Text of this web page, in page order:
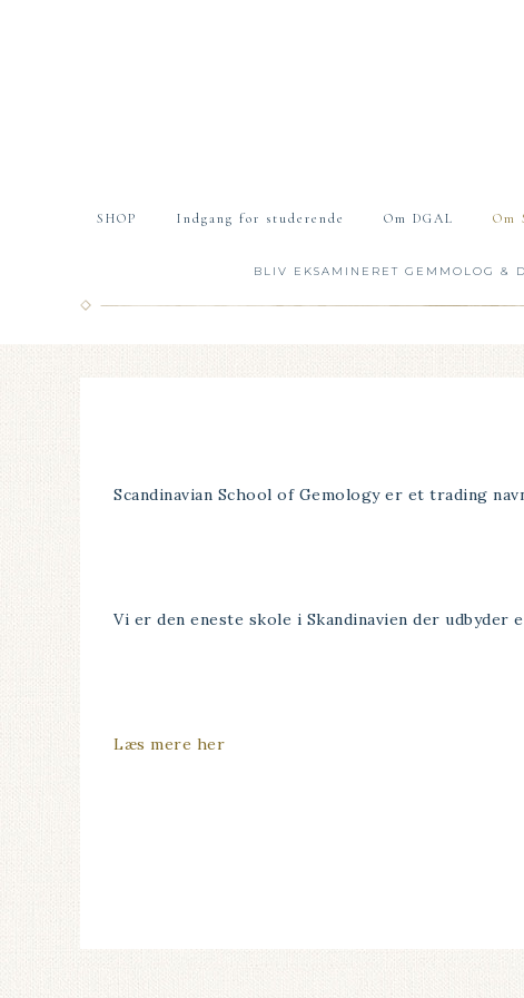
SHOP Indgang for studerende Om DGAL Om
BLIV EKSAMINERET GEMMOLOG &
Scandinavian School of Gemology er et trading
Vi er den eneste skole i Skandinavien der
Læs mere her